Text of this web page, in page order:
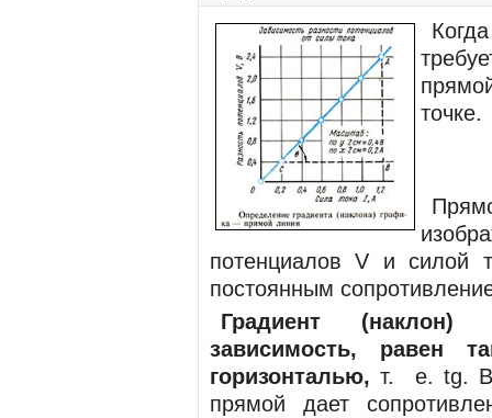
точке.
потенциаловV
и силой
постоянным
Градиент
зависимость, равен
горизонталью,т. е. tg. В
прямой дает